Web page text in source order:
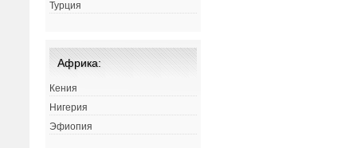
Турция
Африка:
Кения
Нигерия
Эфиопия